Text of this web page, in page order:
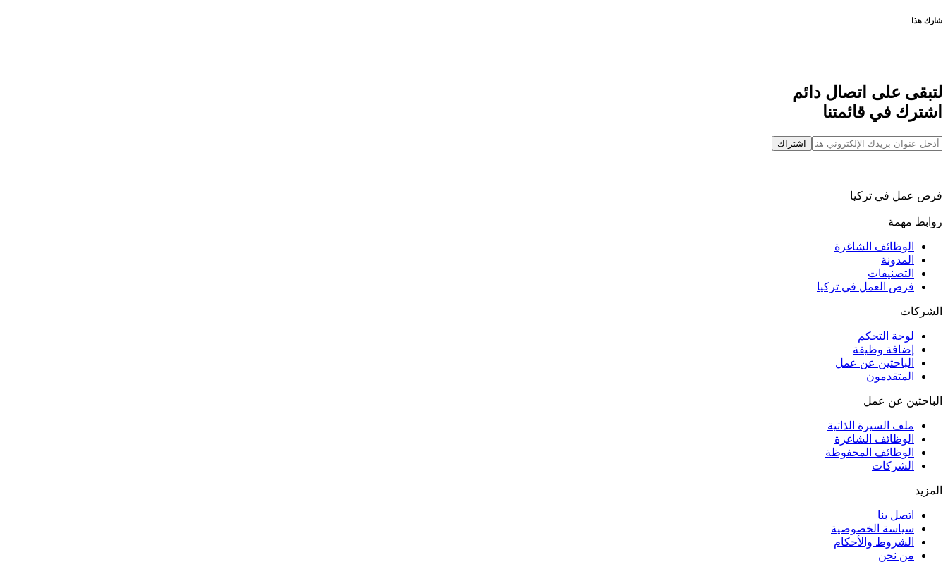
شارك هذا
لتبقى على اتصال دائم
اشترك في قائمتنا
اشتراك
فرص عمل في تركيا
روابط مهمة
الوظائف الشاغرة
المدونة
التصنيفات
فرص العمل في تركيا
الشركات
لوحة التحكم
إضافة وظيفة
الباحثين عن عمل
المتقدمون
الباحثين عن عمل
ملف السيرة الذاتية
الوظائف الشاغرة
الوظائف المحفوظة
الشركات
المزيد
اتصل بنا
سياسة الخصوصية
الشروط والأحكام
من نحن